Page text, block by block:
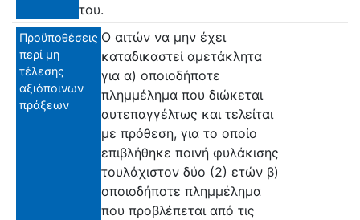
του.
Προϋποθέσεις
περί μη
τέλεσης
αξιόποινων
πράξεων
Ο αιτών να μην έχει
καταδικαστεί αμετάκλητα
για α) οποιοδήποτε
πλημμέλημα που διώκεται
αυτεπαγγέλτως και τελείται
με πρόθεση, για το οποίο
επιβλήθηκε ποινή φυλάκισης
τουλάχιστον δύο (2) ετών β)
οποιοδήποτε πλημμέλημα
που προβλέπεται από τις